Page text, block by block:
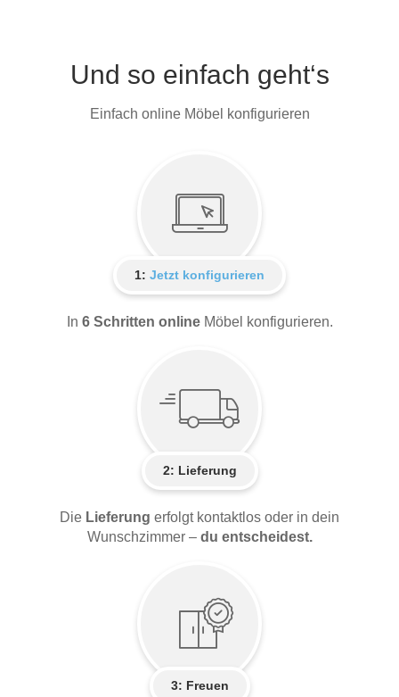
Und so einfach geht‘s
Einfach online Möbel konfigurieren
1: Jetzt konfigurieren
In 6 Schritten online Möbel konfigurieren.
2: Lieferung
Die Lieferung erfolgt kontaktlos oder in dein
Wunschzimmer – du entscheidest.
3: Freuen